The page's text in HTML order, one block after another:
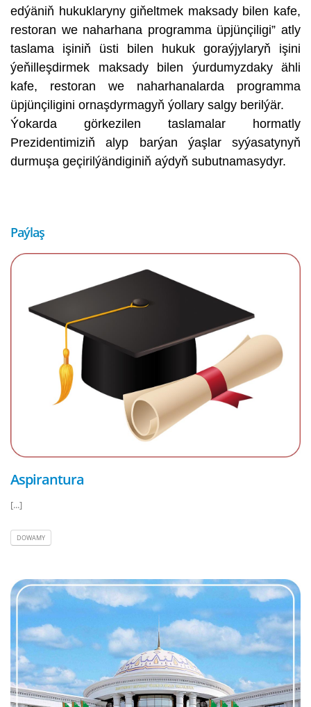
edýäniň hukuklaryny giňeltmek maksady bilen kafe,
restoran we naharhana programma üpjünçiligi” atly
taslama işiniň üsti bilen hukuk goraýjylaryň işini
ýeňilleşdirmek maksady bilen ýurdumyzdaky ähli
kafe, restoran we naharhanalarda programma
üpjünçiligini ornaşdyrmagyň ýollary salgy berilýär.
Ýokarda görkezilen taslamalar hormatly
Prezidentimiziň alyp barýan ýaşlar syýasatynyň
durmuşa geçirilýändiginiň aýdyň subutnamasydyr.
Paýlaş
Aspirantura
[...]
DOWAMY